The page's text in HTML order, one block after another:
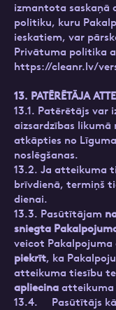
izmantota saskaņā
politiku, kuru
ieskatiem, var
Privātuma politika
https://cleanr.lv/
13. PATĒRĒTĀJA
13.1. Patērētājs
aizsardzības
atkāpties no
noslēgšanas.
13.2. Ja atteikuma
brīvdienā, termiņš
dienai.
13.3. Pasūtītājam
sniegta
veicot Pakalpojuma
piekrīt, ka
atteikuma tiesību
apliecina atteikuma
13.4. Pasūtītājs kā